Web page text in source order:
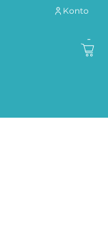
Konto
-